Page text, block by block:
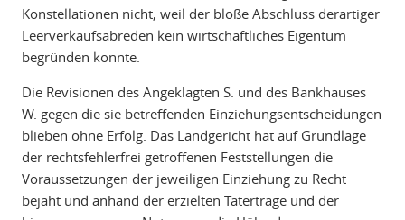
Konstellationen nicht, weil der bloße Abschluss derartiger
Leerverkaufsabreden kein wirtschaftliches Eigentum
begründen konnte.
Die Revisionen des Angeklagten S. und des Bankhauses
W. gegen die sie betreffenden Einziehungsentscheidungen
blieben ohne Erfolg. Das Landgericht hat auf Grundlage
der rechtsfehlerfrei getroffenen Feststellungen die
Voraussetzungen der jeweiligen Einziehung zu Recht
bejaht und anhand der erzielten Taterträge und der